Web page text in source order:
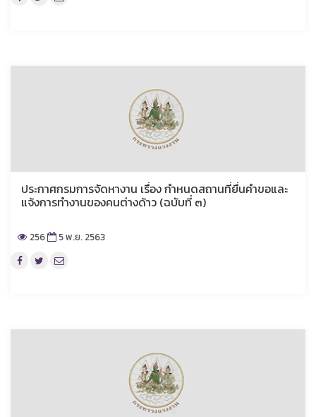
ประกาศกรมการจัดหางาน เรื่อง กำหนดสถานที่ยื่นคำขอและ
แจ้งการทำงานของคนต่างด้าว (ฉบับที่ ๓)
256 5 พ.ย. 2563